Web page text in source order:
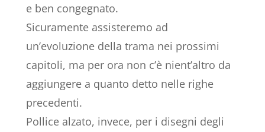
e ben congegnato.
Sicuramente assisteremo ad
un’evoluzione della trama nei prossimi
capitoli, ma per ora non c’è nient’altro da
aggiungere a quanto detto nelle righe
precedenti.
Pollice alzato, invece, per i disegni degli